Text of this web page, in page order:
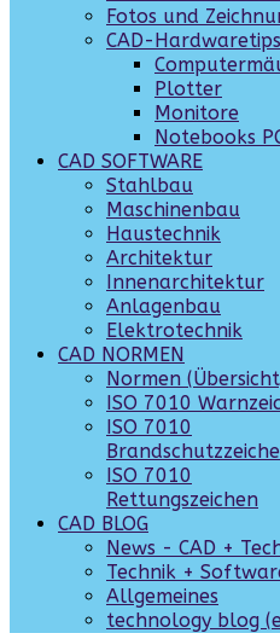
Fotos und
CAD-Hardwaretips
Plotter
Monitore
Notebooks
CAD SOFTWARE
Stahlbau
Maschinenbau
Haustechnik
Architektur
Innenarchitektur
Anlagenbau
Elektrotechnik
CAD NORMEN
Normen
ISO 7010
ISO 7010
ISO 7010
Rettungszeichen
CAD BLOG
News - CAD +
Technik +
Allgemeines
technology blog